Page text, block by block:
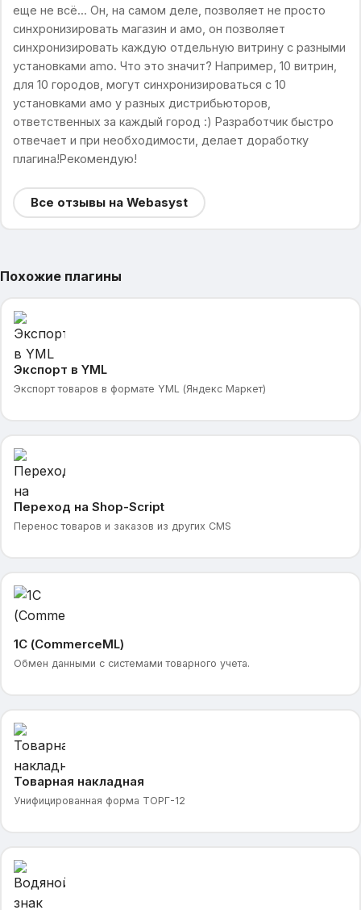
еще не всё... Он, на самом деле, позволяет не просто
синхронизировать магазин и амо, он позволяет
синхронизировать каждую отдельную витрину с разными
установками amo. Что это значит? Например, 10 витрин,
для 10 городов, могут синхронизироваться с 10
установками амо у разных дистрибьюторов,
ответственных за каждый город :) Разработчик быстро
отвечает и при необходимости, делает доработку
плагина!Рекомендую!
Все отзывы на Webasyst
Похожие плагины
Экспорт в YML
Экспорт товаров в формате YML (Яндекс Маркет)
Переход на Shop-Script
Перенос товаров и заказов из других CMS
1С (CommerceML)
Обмен данными с системами товарного учета.
Товарная накладная
Унифицированная форма ТОРГ-12